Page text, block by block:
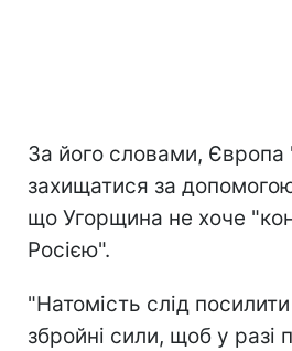
За його словами, Європа
захищатися за
що Угорщина не хоче
Росією".
"Натомість слід
збройні сили, щоб у разі